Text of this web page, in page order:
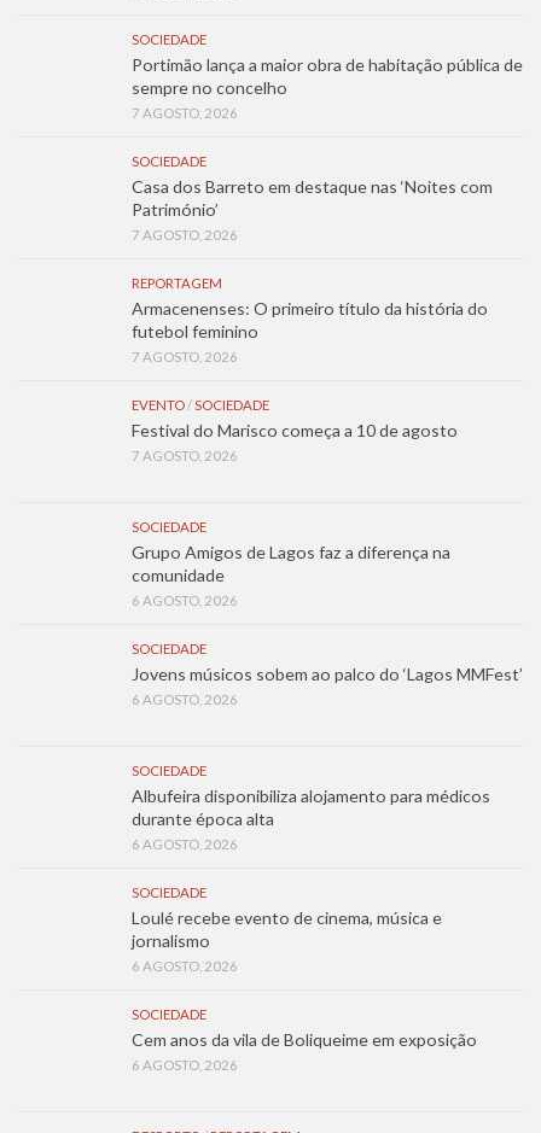
SOCIEDADE
Portimão lança a maior obra de habitação pública de
sempre no concelho
7 AGOSTO, 2026
SOCIEDADE
Casa dos Barreto em destaque nas ‘Noites com
Património’
7 AGOSTO, 2026
REPORTAGEM
Armacenenses: O primeiro título da história do
futebol feminino
7 AGOSTO, 2026
EVENTO/SOCIEDADE
Festival do Marisco começa a 10 de agosto
7 AGOSTO, 2026
SOCIEDADE
Grupo Amigos de Lagos faz a diferença na
comunidade
6 AGOSTO, 2026
SOCIEDADE
Jovens músicos sobem ao palco do ‘Lagos MMFest’
6 AGOSTO, 2026
SOCIEDADE
Albufeira disponibiliza alojamento para médicos
durante época alta
6 AGOSTO, 2026
SOCIEDADE
Loulé recebe evento de cinema, música e
jornalismo
6 AGOSTO, 2026
SOCIEDADE
Cem anos da vila de Boliqueime em exposição
6 AGOSTO, 2026